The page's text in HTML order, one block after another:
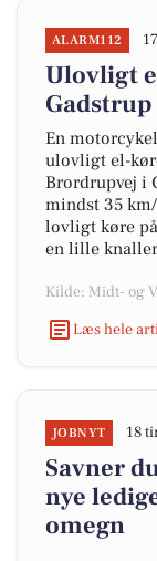
ALARM112
Ulovligt
Gadstrup
En
ulovligt el-
Brordrupvej i
mindst 35
lovligt køre
en lille
Kilde: Midt- og
Læs hele
JOBNYT 18
Savner
nye
omegn